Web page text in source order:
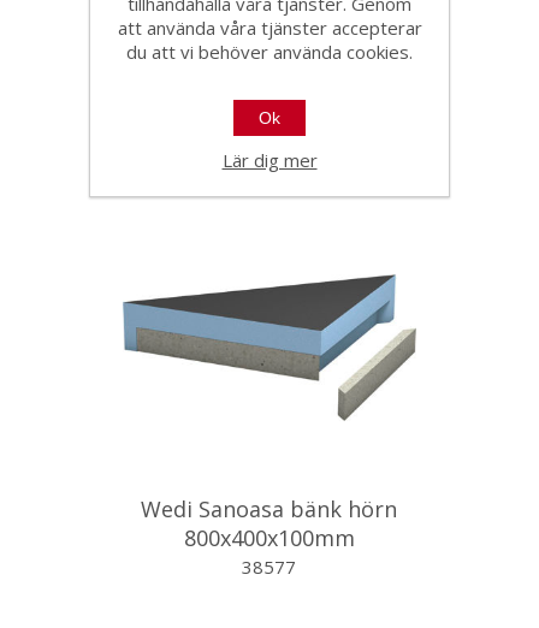
Wedi Sanoasa bänk 3 rund
front 1200mm
Wedi Sanoasa bänk hörn
800x400x100mm
38577
att använda våra tjänster accepterar
du att vi behöver använda cookies.
Ok
Lär dig mer